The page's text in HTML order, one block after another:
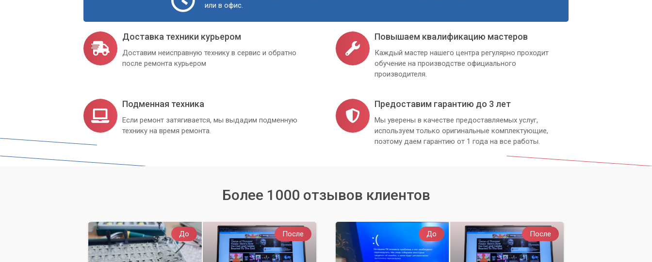
или в офис.
Доставка техники курьером
Доставим неисправную технику в сервис и обратно
после ремонта курьером
Повышаем квалификацию мастеров
Каждый мастер нашего центра регулярно проходит
обучение на производстве официального
производителя.
Подменная техника
Если ремонт затягивается, мы выдадим подменную
технику на время ремонта.
Предоставим гарантию до 3 лет
Мы уверены в качестве предоставляемых услуг,
используем только оригинальные комплектующие,
поэтому даем гарантию от 1 года на все работы.
Более 1000 отзывов клиентов
До После До После